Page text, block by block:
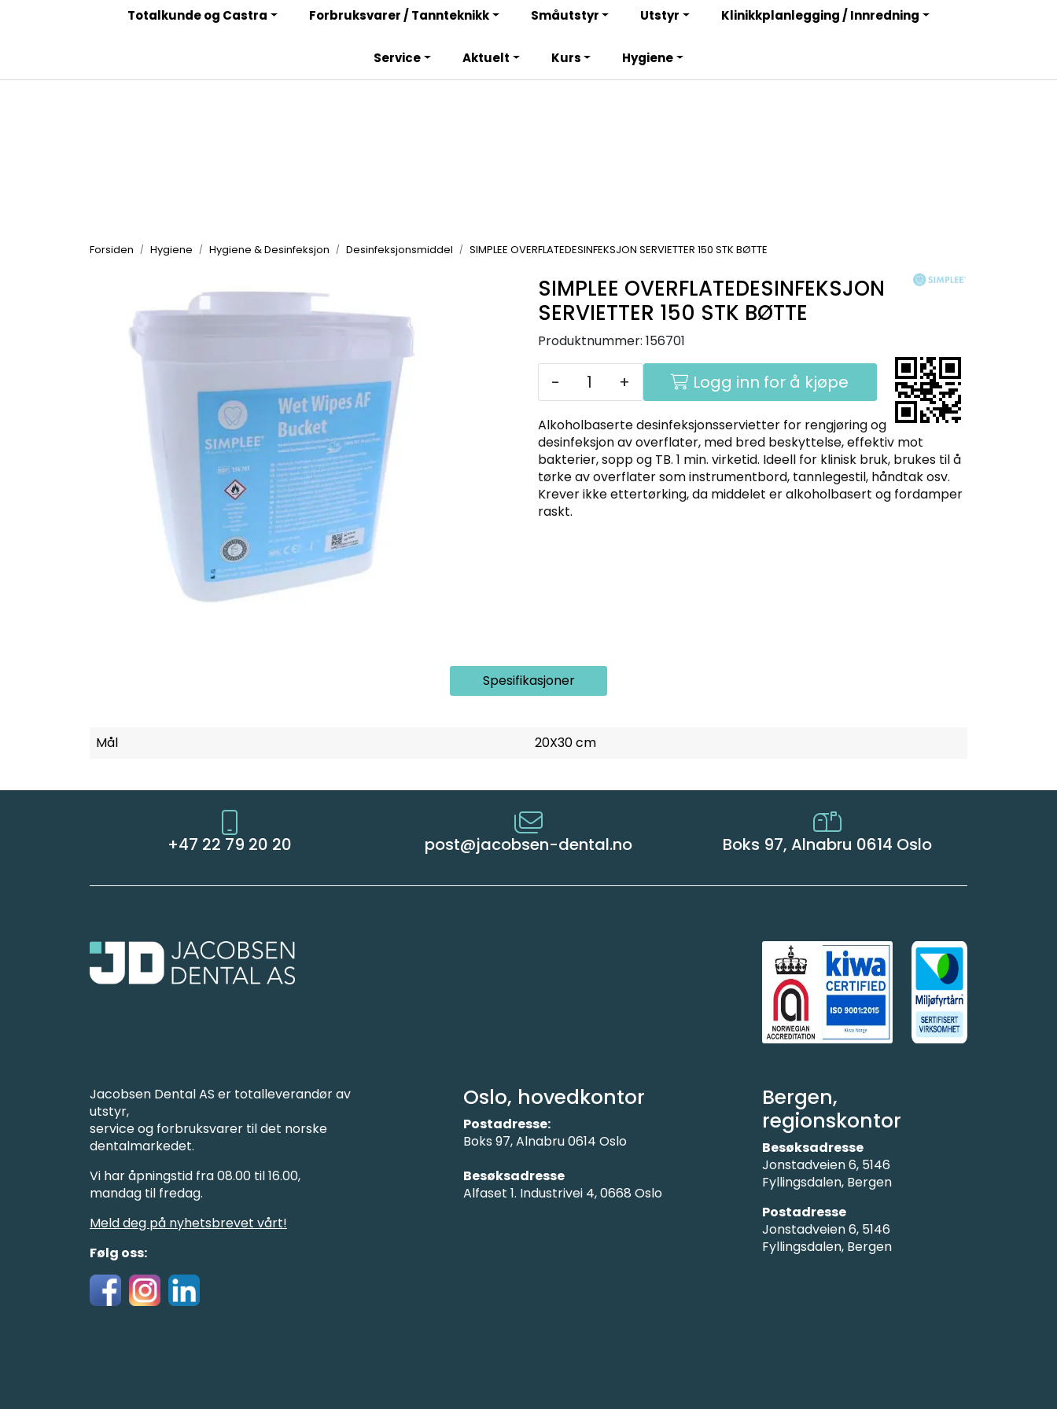
Bli totalkunde og få en rekke fordeler. Les mer!
Totalkunde og Castra Forbruksvarer / Tannteknikk Småutstyr Utstyr Klinikkplanlegging / Innredning
Service Aktuelt Kurs Hygiene
Forsiden Hygiene Hygiene & Desinfeksjon Desinfeksjonsmiddel SIMPLEE OVERFLATEDESINFEKSJON SERVIETTER 150 STK BØTTE
SIMPLEE OVERFLATEDESINFEKSJON
SERVIETTER 150 STK BØTTE
Produktnummer: 156701
- + Logg inn for å kjøpe
Alkoholbaserte desinfeksjonsservietter for rengjøring og
desinfeksjon av overflater, med bred beskyttelse, effektiv mot
bakterier, sopp og TB. 1 min. virketid. Ideell for klinisk bruk, brukes til å
tørke av overflater som instrumentbord, tannlegestil, håndtak osv.
Krever ikke ettertørking, da middelet er alkoholbasert og fordamper
raskt.
Spesifikasjoner
Mål 20X30 cm
+47 22 79 20 20 post@jacobsen-dental.no Boks 97, Alnabru 0614 Oslo
Jacobsen Dental AS er totalleverandør av
utstyr,
service og forbruksvarer til det norske
dentalmarkedet.
Vi har åpningstid fra 08.00 til 16.00,
mandag til fredag.
Meld deg på nyhetsbrevet vårt!
Følg oss:
Bergen,
regionskontor
Besøksadresse
Jonstadveien 6, 5146
Fyllingsdalen, Bergen
Postadresse
Jonstadveien 6, 5146
Fyllingsdalen, Bergen
Oslo, hovedkontor
Postadresse:
Boks 97, Alnabru 0614 Oslo
Besøksadresse
Alfaset 1. Industrivei 4, 0668 Oslo